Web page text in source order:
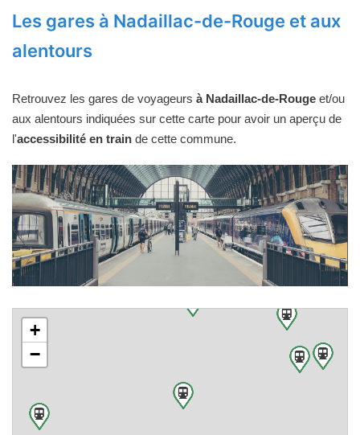
Les gares à Nadaillac-de-Rouge et aux
alentours
Retrouvez les gares de voyageurs à Nadaillac-de-Rouge et/ou
aux alentours indiquées sur cette carte pour avoir un aperçu de
l'accessibilité en train de cette commune.
+
−